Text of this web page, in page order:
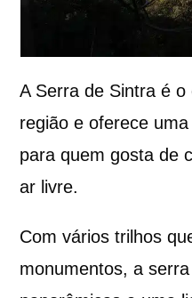
A Serra de Sintra é
região e oferece
para quem gosta de
ar livre.
Com vários trilhos
monumentos, a